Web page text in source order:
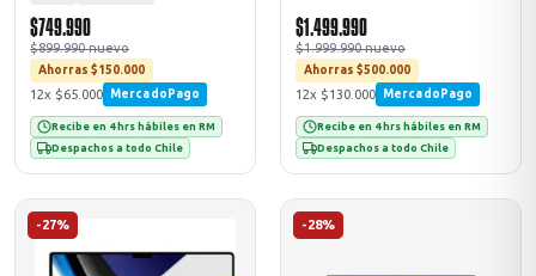
$749.990
$899.990 nuevo
Ahorras $150.000
12x $65.000 MercadoPago
Recibe en 4 hrs hábiles en RM
Despachos a todo Chile
$1.499.990
$1.999.990 nuevo
Ahorras $500.000
12x $130.000 MercadoPago
Recibe en 4 hrs hábiles en RM
Despachos a todo Chile
-27% -28%